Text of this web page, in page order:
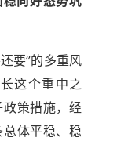
要”的多重风
这个重中之
策措施，经
体平稳、稳